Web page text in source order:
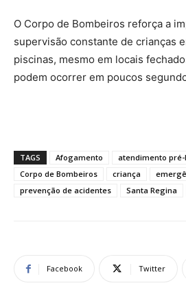
O Corpo de Bombeiros reforça a
supervisão constante de crianças
piscinas, mesmo em locais
podem ocorrer em poucos
TAGS Afogamento atendimento
Corpo de Bombeiros
criança
prevenção de acidentes
Santa Regina
Facebook Twitter